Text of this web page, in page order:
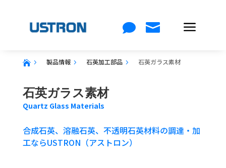
  a
5 製品情報5 石英加工部品5 石英ガラス素材
石英ガラス素材
Quartz Glass Materials
合成石英、溶融石英、不透明石英材料の調達・加
工ならUSTRON（アストロン）